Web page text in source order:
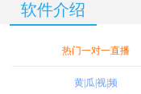
软件介绍
热门一对一直播
黄|瓜|视|频